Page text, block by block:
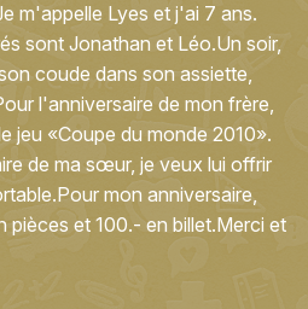
m'appelle Lyes et j'ai 7 ans.
sont Jonathan et Léo.Un soir,
coude dans son assiette,
l'anniversaire de mon frère,
jeu «Coupe du monde 2010».
de ma sœur, je veux lui offrir
mon anniversaire,
pièces et 100.- en billet.Merci et